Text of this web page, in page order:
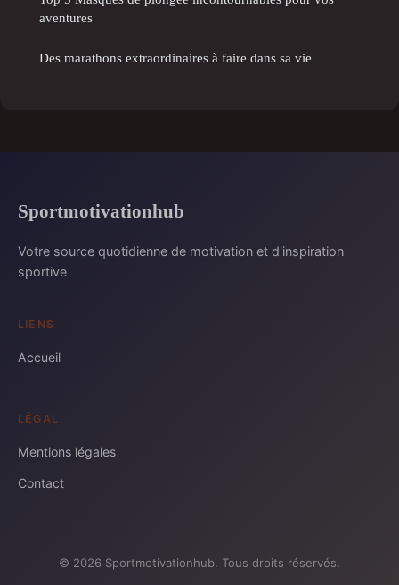
aventures
Des marathons extraordinaires à faire dans sa vie
Sportmotivationhub
Votre source quotidienne de motivation et d'inspiration
sportive
LIENS
Accueil
LÉGAL
Mentions légales
Contact
© 2026 Sportmotivationhub. Tous droits réservés.